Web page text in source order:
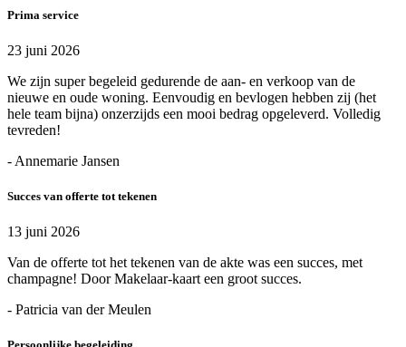
Prima service
23 juni 2026
We zijn super begeleid gedurende de aan- en verkoop van de
nieuwe en oude woning. Eenvoudig en bevlogen hebben zij (het
hele team bijna) onzerzijds een mooi bedrag opgeleverd. Volledig
tevreden!
- Annemarie Jansen
Succes van offerte tot tekenen
13 juni 2026
Van de offerte tot het tekenen van de akte was een succes, met
champagne! Door Makelaar-kaart een groot succes.
- Patricia van der Meulen